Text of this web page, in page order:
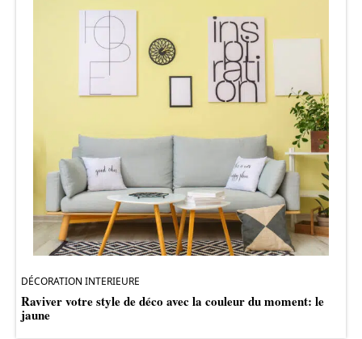
DÉCORATION INTERIEURE
Raviver votre style de déco avec la couleur du moment: le
jaune